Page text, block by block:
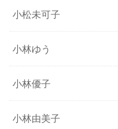
小松未可子
小林ゆう
小林優子
小林由美子